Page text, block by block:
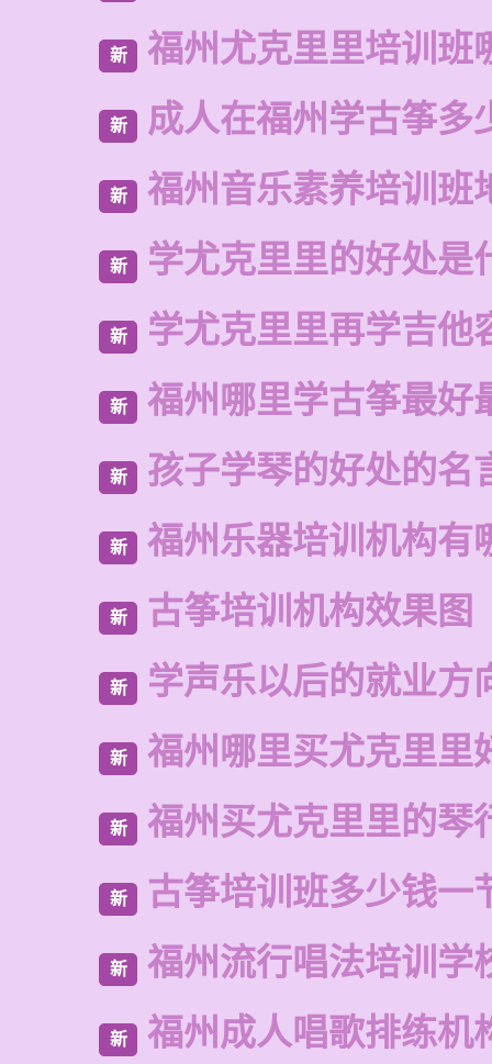
新 福州尤克里里培训班
新 成人在福州学古筝多
新 福州音乐素养培训班
新 学尤克里里的好处是
新 学尤克里里再学吉他
新 福州哪里学古筝最好
新 孩子学琴的好处的名
新 福州乐器培训机构有
新 古筝培训机构效果图
新 学声乐以后的就业方
新 福州哪里买尤克里里
新 福州买尤克里里的琴
新 古筝培训班多少钱一
新 福州流行唱法培训学
新 福州成人唱歌排练机